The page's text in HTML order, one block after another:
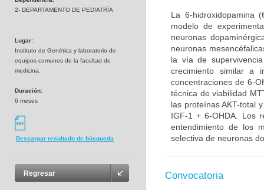
2- DEPARTAMENTO DE PEDIATRÍA
Lugar:
Instituto de Genética y laboratorio de
equipos comunes de la facultad de
medicina.
Duración:
6 meses
Descargar resultado de búsqueda
Regresar
La 6-hidroxidopamina
modelo de
neuronas
neuronas
la vía de
crecimiento similar a
concentraciones de 6-
técnica de viabilidad
las proteínas AKT-total
IGF-1 + 6-OHDA. Los
entendimiento de los
selectiva de neuronas
Convocatoria